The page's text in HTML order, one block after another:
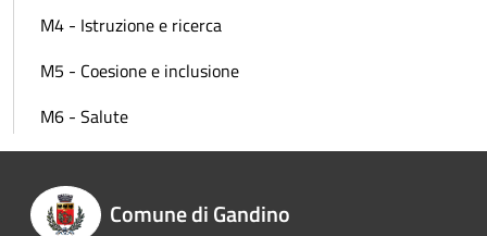
M4 - Istruzione e ricerca
M5 - Coesione e inclusione
M6 - Salute
Comune di Gandino